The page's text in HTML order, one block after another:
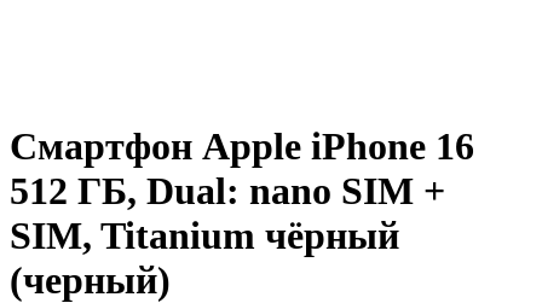
Смартфон Apple iPhone 16
512 ГБ, Dual: nano SIM +
SIM, Titanium чёрный
(черный)